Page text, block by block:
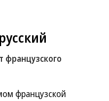
французского
французской